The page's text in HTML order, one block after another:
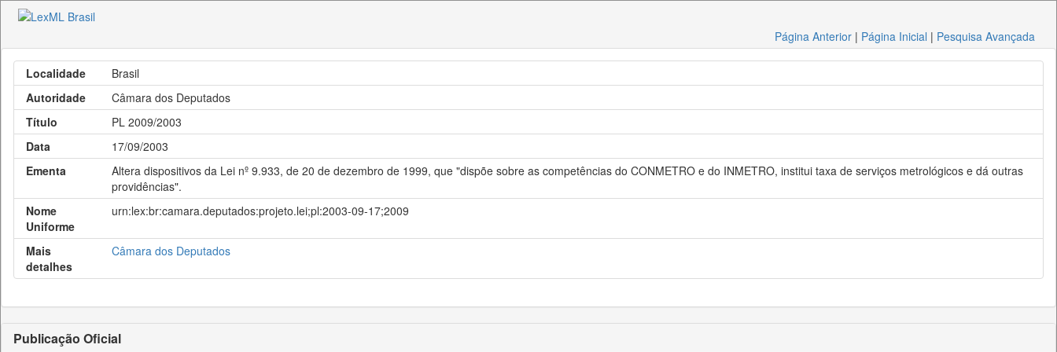
Página Anterior | Página Inicial | Pesquisa Avançada
Localidade
Brasil
Autoridade
Câmara dos Deputados
Título
PL 2009/2003
Data
17/09/2003
Ementa
Altera dispositivos da Lei nº 9.933, de 20 de dezembro de 1999, que "dispõe sobre as competências do CONMETRO e do INMETRO, institui taxa de serviços metrológicos e dá outras
providências".
Nome
Uniforme
urn:lex:br:camara.deputados:projeto.lei;pl:2003-09-17;2009
Mais
detalhes
Câmara dos Deputados
Publicação Oficial